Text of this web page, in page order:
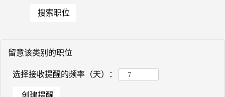
留意该类别的职位
选择接收提醒的频率（天）：